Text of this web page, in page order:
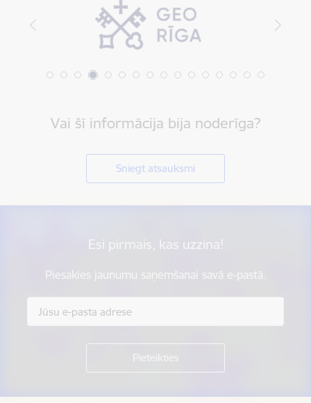
Vai šī informācija bija noderīga?
Sniegt atsauksmi
Esi pirmais, kas uzzina!
Piesakies jaunumu saņemšanai savā e-pastā.